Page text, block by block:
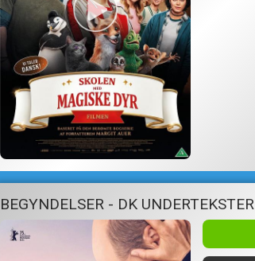
BEGYNDELSER - DK UNDERTEKSTER